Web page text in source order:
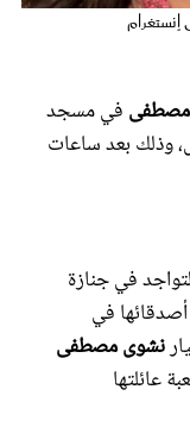
في مسجد
وذلك بعد ساعات
في جنازة
في
نشوى مصطفى
عائلتها